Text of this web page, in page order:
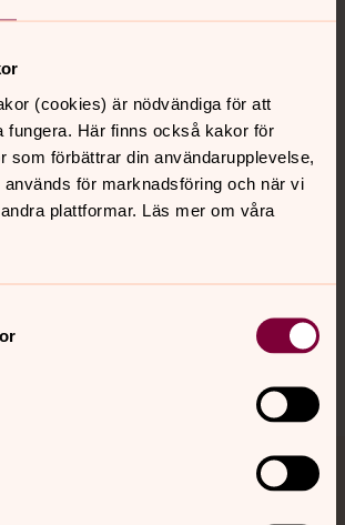
(cookies) är nödvändiga för att
fungera. Här finns också kakor för
som förbättrar din användarupplevelse,
för marknadsföring och när vi
plattformar. Läs mer om våra
präst